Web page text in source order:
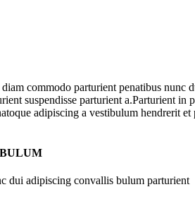
commodo parturient penatibus nunc
suspendisse parturient a.Parturient in
adipiscing a vestibulum hendrerit et
dui adipiscing convallis bulum parturient